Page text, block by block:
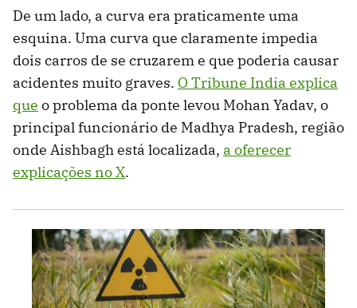
De um lado, a curva era praticamente uma
esquina. Uma curva que claramente impedia
dois carros de se cruzarem e que poderia causar
acidentes muito graves. O Tribune India explica
que o problema da ponte levou Mohan Yadav, o
principal funcionário de Madhya Pradesh, região
onde Aishbagh está localizada, a oferecer
explicações no X.